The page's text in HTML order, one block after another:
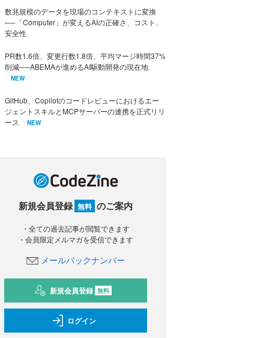
数兆規模のデータを現場のコンテキストに変換
──「Computer」が変えるAIの正確さ、コスト、
安全性
PR数1.6倍、変更行数1.8倍、平均マージ時間37%
削減──ABEMAが進めるAI駆動開発の現在地
NEW
GitHub、Copilotのコードレビューにおけるエー
ジェントスキルとMCPサーバーの連携を正式リリ
ース
NEW
新規会員登録 無料 のご案内
・全ての過去記事が閲覧できます
・会員限定メルマガを受信できます
メールバックナンバー
新規会員登録 無料
ログイン